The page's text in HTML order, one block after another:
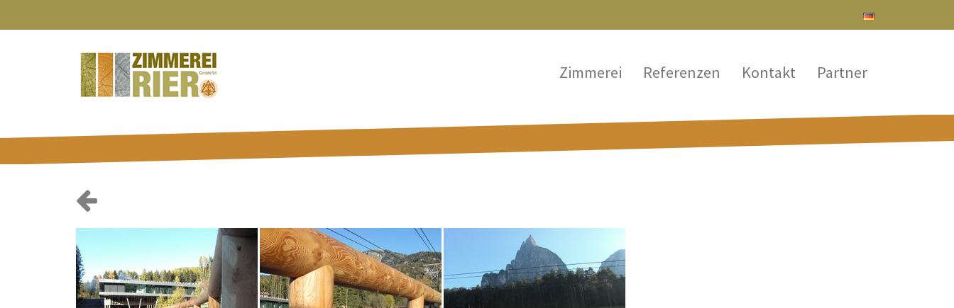
Zimmerei Referenzen Kontakt Partner